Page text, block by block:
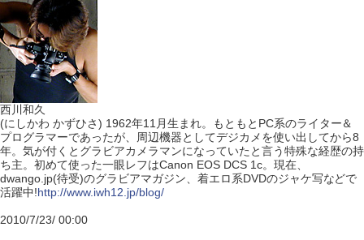
西川和久
(にしかわ かずひさ) 1962年11月生まれ。もともとPC系のライター＆
プログラマーであったが、周辺機器としてデジカメを使い出してから8
年。気が付くとグラビアカメラマンになっていたと言う特殊な経歴の持
ち主。初めて使った一眼レフはCanon EOS DCS 1c。現在、
dwango.jp(待受)のグラビアマガジン、着エロ系DVDのジャケ写などで
活躍中!http://www.iwh12.jp/blog/
2010/7/23/ 00:00